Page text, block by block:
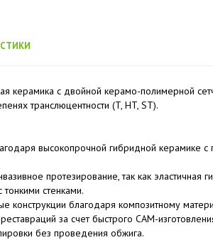
керамика с двойной керамо-полимерной
транслюцентности (T, HT, ST).
высокопрочной гибридной керамике
протезирование, так как эластичная
тонкими стенками.
конструкции благодаря композитному
за счет быстрого CAM-
без проведения обжига.